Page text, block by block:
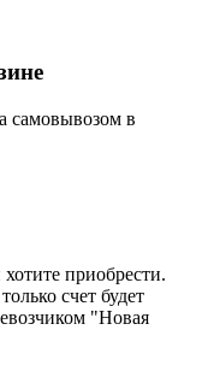
самовывозом в
приобрести.
счет будет
"Новая